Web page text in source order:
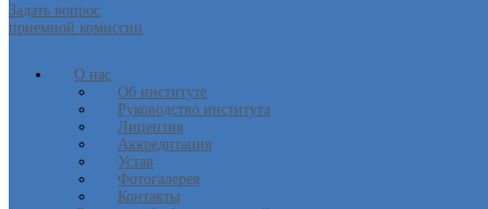
Задать вопрос
приемной комиссии
О нас
Об институте
Руководство института
Лицензия
Аккредитация
Устав
Фотогалерея
Контакты